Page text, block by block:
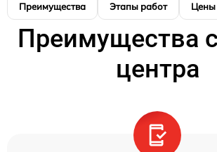
Преимущества Этапы работ Цены
Преимущества
центра